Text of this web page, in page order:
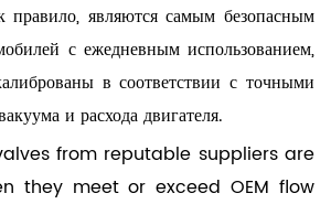
правило, являются самым безопасным
с ежедневным использованием,
в соответствии с точными
и расхода двигателя.
from reputable suppliers are
they meet or exceed OEM flow